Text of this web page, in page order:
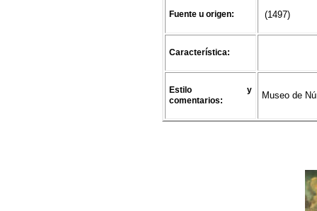
Fuente u origen: (1497)
Característica:
Estilo y
comentarios:
Museo de